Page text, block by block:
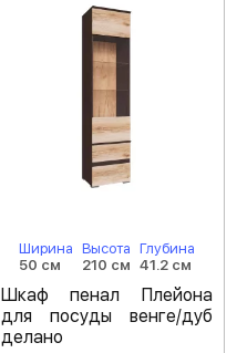
Ширина
50 см
Высота
210 см
Глубина
41.2 см
Шкаф пенал Плейона
для посуды венге/дуб
делано